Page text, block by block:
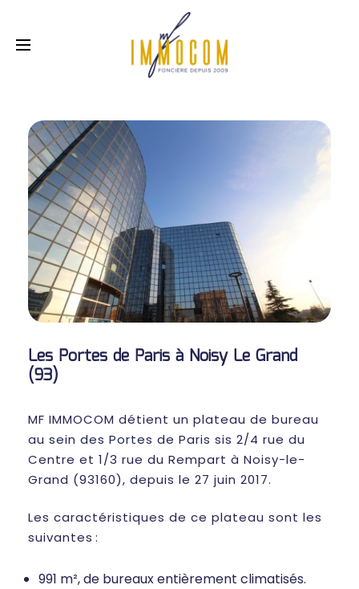
PORTES DE PARIS
NOISY LE GRAND (93)
Les Portes de Paris à Noisy Le Grand
(93)
MF IMMOCOM détient un plateau de bureau
au sein des Portes de Paris sis 2/4 rue du
Centre et 1/3 rue du Rempart à Noisy-le-
Grand (93160), depuis le 27 juin 2017.
Les caractéristiques de ce plateau sont les
suivantes :
991 m², de bureaux entièrement climatisés.